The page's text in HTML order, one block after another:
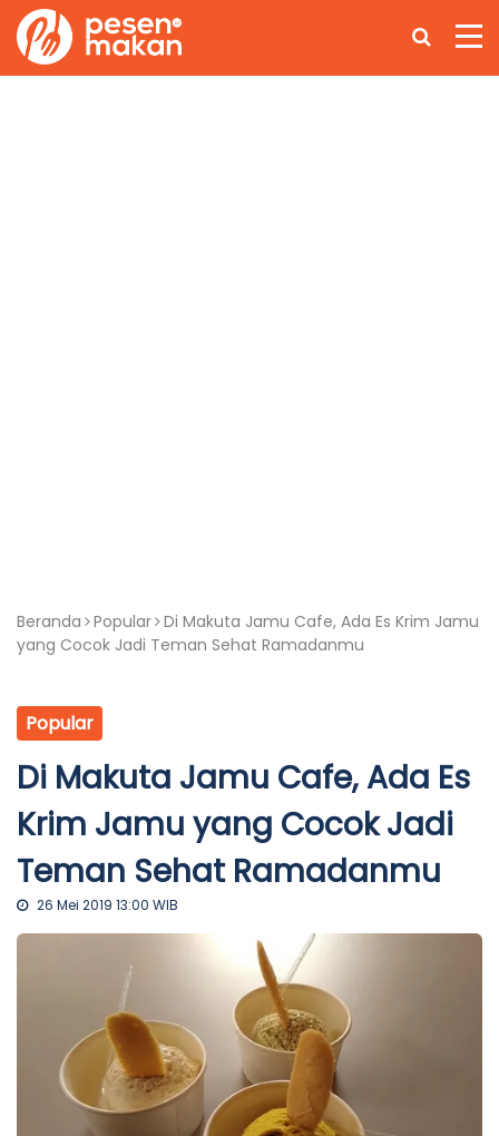
Beranda Popular Di Makuta Jamu Cafe, Ada Es Krim Jamu
yang Cocok Jadi Teman Sehat Ramadanmu
Popular
Di Makuta Jamu Cafe, Ada Es
Krim Jamu yang Cocok Jadi
Teman Sehat Ramadanmu
26 Mei 2019 13:00 WIB